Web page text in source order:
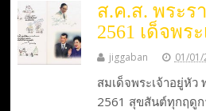
ส.ค.ส. พระร
2561 เด็จพร
jiggaban 01/
สมเด็จพระเจ้าอยู่หัว
2561 สุขสันต์ทุกฤดูก